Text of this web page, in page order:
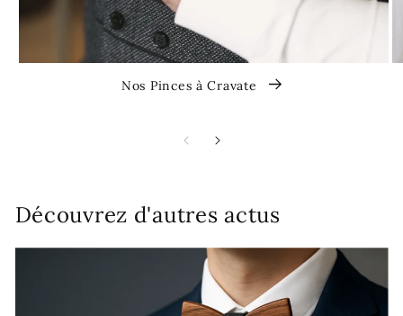
Nos Pinces à Cravate
Découvrez d'autres actus